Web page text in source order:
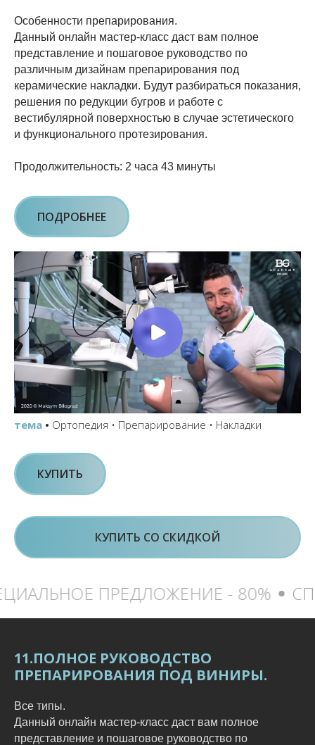
Особенности препарирования.
Данный онлайн мастер-класс даст вам полное
представление и пошаговое руководство по
различным дизайнам препарирования под
керамические накладки. Будут разбираться показания,
решения по редукции бугров и работе с
вестибулярной поверхностью в случае эстетического
и функционального протезирования.
Продолжительность: 2 часа 43 минуты
ПОДРОБНЕЕ
тема • Ортопедия • Препарирование • Накладки
КУПИТЬ
КУПИТЬ СО СКИДКОЙ
ПРЕДЛОЖЕНИЕ - 80%
11.ПОЛНОЕ РУКОВОДСТВО
ПРЕПАРИРОВАНИЯ ПОД ВИНИРЫ.
Все типы.
Данный онлайн мастер-класс даст вам полное
представление и пошаговое руководство по